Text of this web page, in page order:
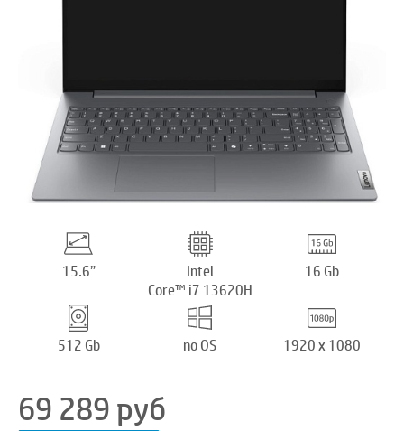
15.6”
Intel
Core™ i7 13620H
16 Gb
512 Gb no OS 1920 x 1080
69 289руб